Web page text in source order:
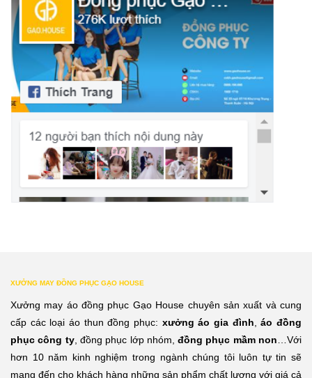
XƯỞNG MAY ĐỒNG PHỤC GẠO HOUSE
Xưởng may áo đồng phục Gạo House chuyên sản xuất và cung
cấp các loại áo thun đồng phục: xưởng áo gia đình ,áo đồng
phục công ty, đồng phục lớp nhóm,đồng phục mầm non …Với
hơn 10 năm kinh nghiệm trong ngành chúng tôi luôn tự tin sẽ
mang đến cho khách hàng những sản phẩm chất lượng với giá cả